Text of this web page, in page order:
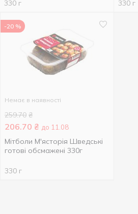
330 г 330 г
-20 %
Немає в наявності
259.70 ₴
206.70 ₴ до 11.08
Мітболи М'ясторія Шведські
готові обсмажені 330г
330 г